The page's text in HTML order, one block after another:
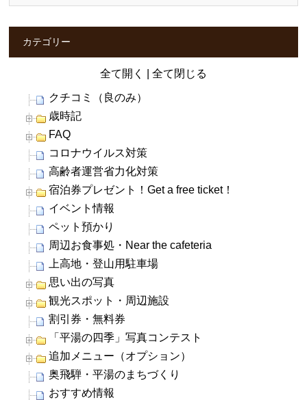
カテゴリー
全て開く 全て閉じる
クチコミ（良のみ）
歳時記
FAQ
コロナウイルス対策
高齢者運営省力化対策
宿泊券プレゼント！Get a free ticket！
イベント情報
ペット預かり
周辺お食事処・Near the cafeteria
上高地・登山用駐車場
思い出の写真
観光スポット・周辺施設
割引券・無料券
「平湯の四季」写真コンテスト
追加メニュー（オプション）
奥飛騨・平湯のまちづくり
おすすめ情報